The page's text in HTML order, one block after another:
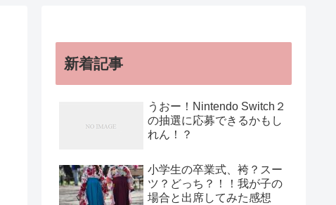
新着記事
うおー！Nintendo Switch２
の抽選に応募できるかもし
れん！？
小学生の卒業式、袴？スー
ツ？どっち？！！我が子の
場合と出席してみた感想